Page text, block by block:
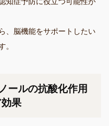
、脳機能をサポートしたい
。
ールの抗酸化作用
果